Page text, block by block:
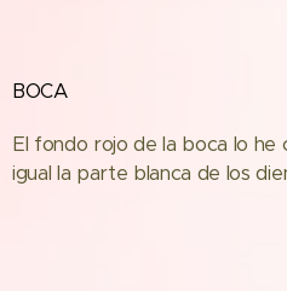
BOCA
El fondo rojo de la boca lo
igual la parte blanca de los